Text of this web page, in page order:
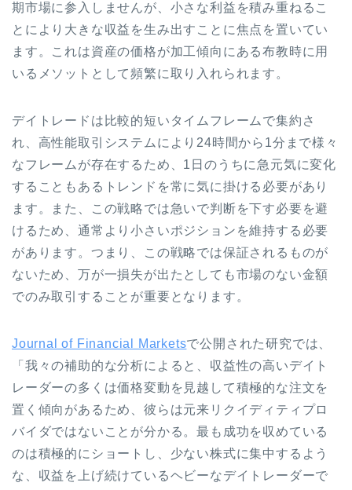
期市場に参入しませんが、小さな利益を積み重ねるこ
とにより大きな収益を生み出すことに焦点を置いてい
ます。これは資産の価格が加工傾向にある布教時に用
いるメソットとして頻繁に取り入れられます。
デイトレードは比較的短いタイムフレームで集約さ
れ、高性能取引システムにより24時間から1分まで様々
なフレームが存在するため、1日のうちに急元気に変化
することもあるトレンドを常に気に掛ける必要があり
ます。また、この戦略では急いで判断を下す必要を避
けるため、通常より小さいポジションを維持する必要
があります。つまり、この戦略では保証されるものが
ないため、万が一損失が出たとしても市場のない金額
でのみ取引することが重要となります。
Journal of Financial Marketsで公開された研究では、
「我々の補助的な分析によると、収益性の高いデイト
レーダーの多くは価格変動を見越して積極的な注文を
置く傾向があるため、彼らは元来リクイディティプロ
バイダではないことが分かる。最も成功を収めている
のは積極的にショートし、少ない株式に集中するよう
な、収益を上げ続けているヘビーなデイトレーダーで